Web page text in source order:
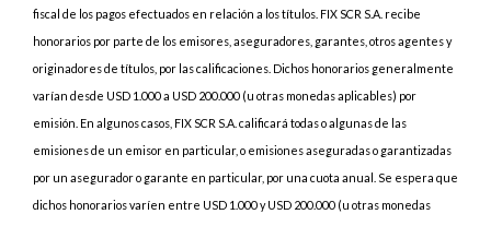
fiscal de los pagos efectuados en relación a los títulos. FIX SCR S.A. recibe
honorarios por parte de los emisores, aseguradores, garantes, otros agentes y
originadores de títulos, por las calificaciones. Dichos honorarios generalmente
varían desde USD 1.000 a USD 200.000 (u otras monedas aplicables) por
emisión. En algunos casos, FIX SCR S.A. calificará todas o algunas de las
emisiones de un emisor en particular, o emisiones aseguradas o garantizadas
por un asegurador o garante en particular, por una cuota anual. Se espera que
dichos honorarios varíen entre USD 1.000 y USD 200.000 (u otras monedas